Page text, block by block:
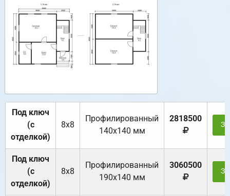
Под ключ
(с
отделкой)
8х8
Профилированный
140х140 мм
2818500
Под ключ
(с
отделкой)
8х8
Профилированный
190х140 мм
3060500